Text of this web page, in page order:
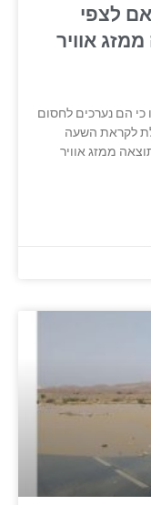
ובהתאם לצפי
אוויר
הם נערכים לחסום
לקראת השעה
ממזג אוויר